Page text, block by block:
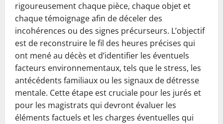
rigoureusement chaque pièce, chaque objet et
chaque témoignage afin de déceler des
incohérences ou des signes précurseurs. L’objectif
est de reconstruire le fil des heures précises qui
ont mené au décès et d’identifier les éventuels
facteurs environnementaux, tels que le stress, les
antécédents familiaux ou les signaux de détresse
mentale. Cette étape est cruciale pour les jurés et
pour les magistrats qui devront évaluer les
éléments factuels et les charges éventuelles qui